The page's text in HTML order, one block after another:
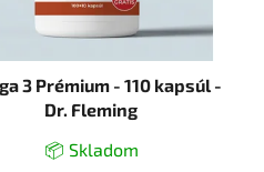
3 Prémium - 110 kapsúl -
Dr. Fleming
📦 Skladom